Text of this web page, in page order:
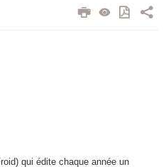
qui édite chaque année un